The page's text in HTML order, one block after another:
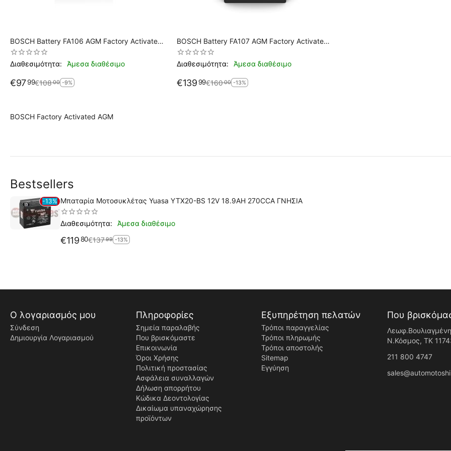
BOSCH Factory Activated AGM
BOSCH Battery FA106 AGM Factory Activated
YTX14-BS
Διαθεσιμότητα:
Άμεσα διαθέσιμο
€9799€10800 -9%
BOSCH Battery FA107 AGM Factory Activated
YTX20L-BS / YTX20HL-BS
Διαθεσιμότητα:
Άμεσα διαθέσιμο
€139 99€16000 -13%
Bestsellers
13% Μπαταρία Μοτοσυκλέτας Yuasa YTX20-BS 12V 18.9AH 270CCA ΓΝΗΣΙΑ
Διαθεσιμότητα: Άμεσα διαθέσιμο
€11980€13799 -13%
Ο λογαριασμός μου
Σύνδεση
Δημιουργία Λογαριασμού
Πληροφορίες
Σημεία παραλαβής
Που βρισκόμαστε
Επικοινωνία
Όροι Χρήσης
Πολιτική προστασίας
Ασφάλεια συναλλαγών
Δήλωση απορρήτου
Κώδικα Δεοντολογίας
Δικαίωμα υπαναχώρησης
προϊόντων
Εξυπηρέτηση πελατών
Τρόποι παραγγελίας
Τρόποι πληρωμής
Τρόποι αποστολής
Sitemap
Εγγύηση
Που
Ν.Κόσμος, ΤK
211 800 4747